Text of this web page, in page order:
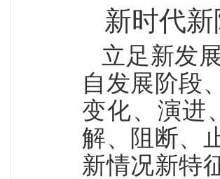
新时代
立足新发
自发展阶段
变化、演进
解、阻断、
新情况新特